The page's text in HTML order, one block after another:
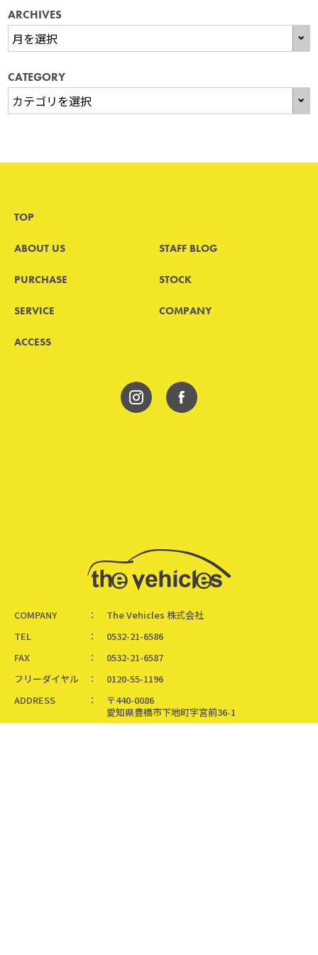
ARCHIVES
CATEGORY
TOP
ABOUT US STAFF BLOG
PURCHASE STOCK
SERVICE COMPANY
ACCESS
COMPANY
The Vehicles 株式会社
TEL
0532-21-6586
FAX
0532-21-6587
フリーダイヤル
0120-55-1196
ADDRESS
〒440-0086
愛知県豊橋市下地町字宮前36-1